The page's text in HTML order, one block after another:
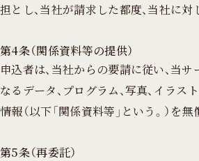
担とし、当社が請求した都度、当社に対
第4条（関係資料等の提供）
申込者は、当社からの要請に従い、当
なるデータ、プログラム、写真、イラス
情報（以下「関係資料等」という。）を無
第5条（再委託）